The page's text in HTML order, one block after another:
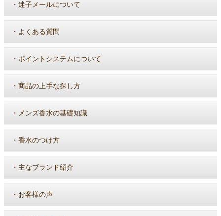
・ 迷子メールについて
・ よくある質問
・ ポイントシステムについて
・ 商品の上手な探し方
・ メンズ香水の基礎知識
・ 香水のつけ方
・ 主なブランド紹介
・ お客様の声